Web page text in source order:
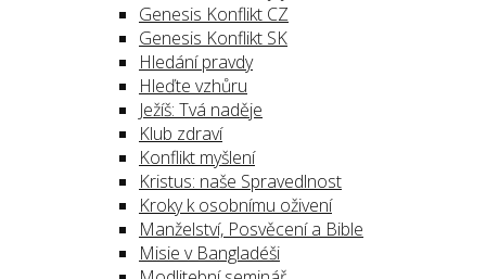
Genesis Konflikt CZ
Genesis Konflikt SK
Hledání pravdy
Hleďte vzhůru
Ježíš: Tvá naděje
Klub zdraví
Konflikt myšlení
Kristus: naše Spravedlnost
Kroky k osobnímu oživení
Manželství, Posvěcení a Bible
Misie v Bangladéši